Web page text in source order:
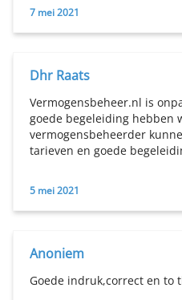
7 mei 2021
Dhr Raats
Vermogensbeheer.nl is
goede begeleiding hebben
vermogensbeheerder
tarieven en goede
5 mei 2021
Anoniem
Goede indruk,correct en to